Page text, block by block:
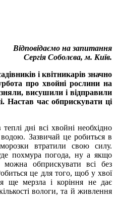
Відповідаємо на запитання
Сергія Соболєва, м. Київ.
і квітникарів значно
про хвойні рослини на
висушили і відправили
Настав час обприскувати ці
дні всі хвойні необхідно
Зазвичай це робиться в
втратили свою силу.
похмура погода, ну а якщо
обприскувати всі без
це для того, щоб у хвої
ще мерзла і коріння не дає
вологи, та й живлення